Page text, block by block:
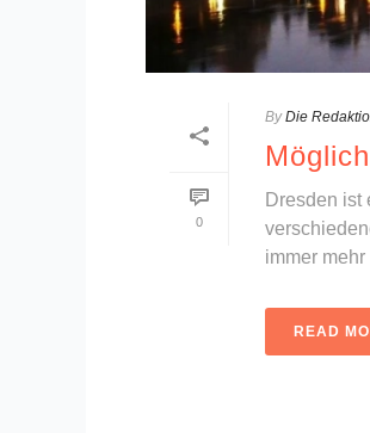
0
By Die
Dresden ist
immer
READ